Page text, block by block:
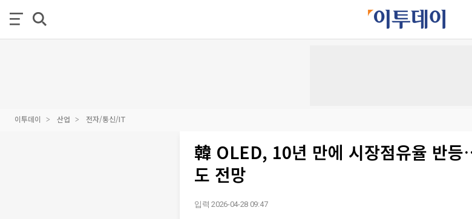
이투데이 산업 전자/통신/IT
韓 OLED, 10년 만에 시장점유율 반
도 전망
입력 2026-04-28 09:47